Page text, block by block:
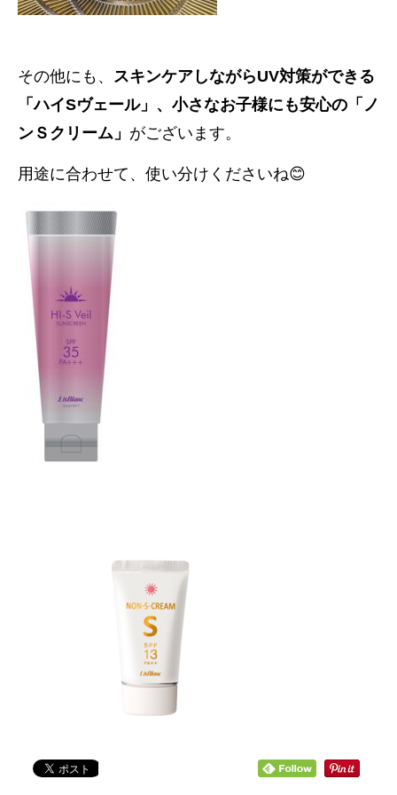
その他にも、 スキンケアしながらUV対策ができる
「ハイSヴェール」、小さなお子様にも安心の「ノ
ンＳクリーム」 がございます。
用途に合わせて、使い分けくださいね😊